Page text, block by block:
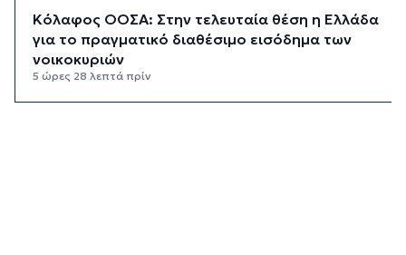
Κόλαφος ΟΟΣΑ: Στην τελευταία θέση η Ελλάδα
για το πραγματικό διαθέσιμο εισόδημα των
νοικοκυριών
5 ώρες 28 λεπτά πρίν